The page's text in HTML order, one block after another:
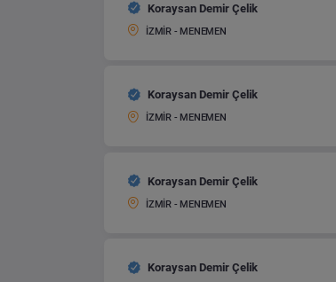
Koraysan Demir Çelik
İZMİR - MENEMEN
Koraysan Demir Çelik
İZMİR - MENEMEN
Koraysan Demir Çelik
İZMİR - MENEMEN
Koraysan Demir Çelik